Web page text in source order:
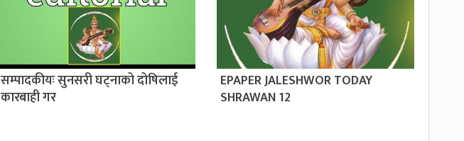
सम्पादकीयः सुनसरी घट्नाको दोषिलाई
कारबाही गर
EPAPER JALESHWOR TODAY
SHRAWAN 12